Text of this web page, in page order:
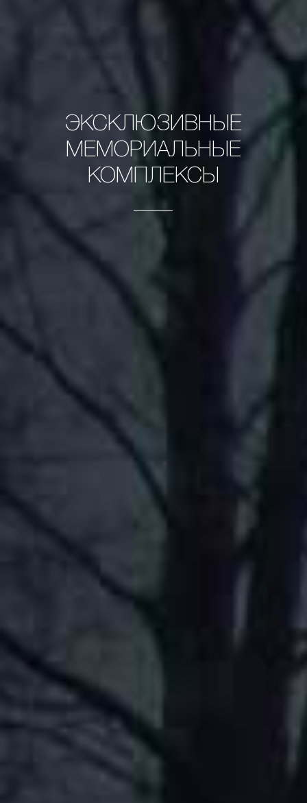
ЭКСКЛЮЗИВНЫЕ
МЕМОРИАЛЬНЫЕ
КОМПЛЕКСЫ